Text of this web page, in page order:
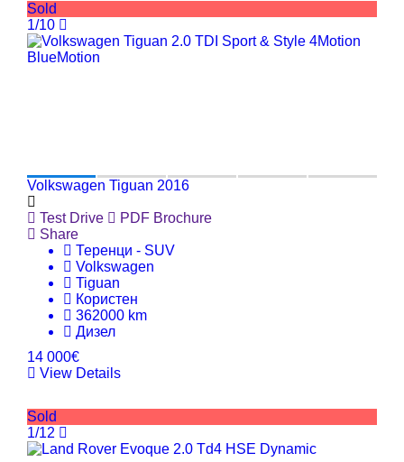
Sold
1/10
Volkswagen Tiguan 2016
Test Drive
PDF Brochure
Share
Теренци - SUV
Volkswagen
Tiguan
Користен
362000 km
Дизел
14 000€
View Details
Sold
1/12